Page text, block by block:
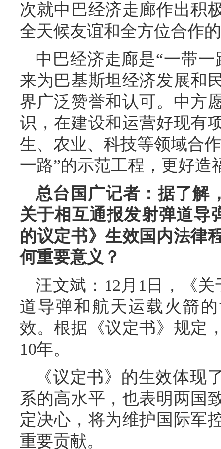
次就中巴经济走廊作出积
全天候友谊和全方位合作
中巴经济走廊是“一带
来为巴基斯坦经济发展和
界广泛赞誉和认可。中方
识，在建设和运营好现有
生、农业、科技等领域合
一路”的示范工程，更好造
总台国广记者：据了解
关于相互通报发射弹道导
的议定书》生效国内法律
何重要意义？
汪文斌：12月1日，《
道导弹和航天运载火箭
效。根据《议定书》规定
10年。
《议定书》的生效体现
系的高水平，也表明两国
定决心，将为维护国际军
重要贡献。